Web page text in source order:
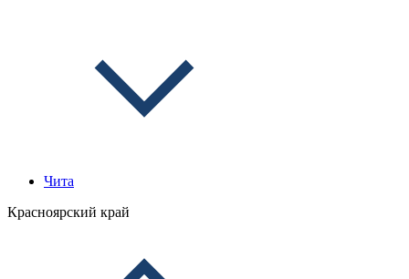
Чита
Красноярский край